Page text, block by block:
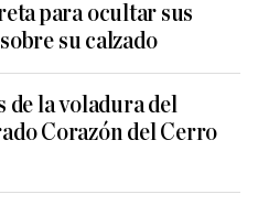
para ocultar sus
su calzado
de la voladura del
Corazón del Cerro